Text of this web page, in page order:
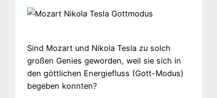
Sind Mozart und Nikola Tesla zu solch
großen Genies geworden, weil sie sich in
den göttlichen Energiefluss (Gott-Modus)
begeben konnten?